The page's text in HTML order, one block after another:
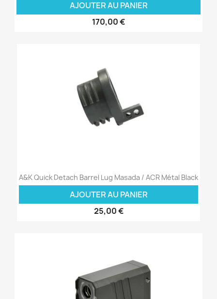
AJOUTER AU PANIER
170,00 €
A&K Quick Detach Barrel Lug Masada / ACR Métal Black
AJOUTER AU PANIER
25,00 €